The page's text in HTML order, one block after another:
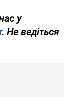
у
. Не ведіться